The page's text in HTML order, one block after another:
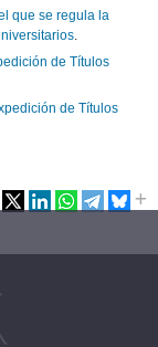
que se regula la
.
de Títulos
de Títulos